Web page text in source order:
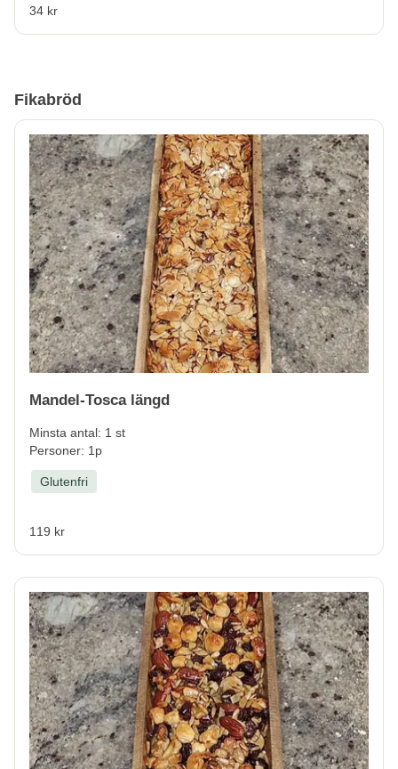
34 kr
Fikabröd
Mandel-Tosca längd
Minsta antal: 1 st
Personer: 1p
Glutenfri
119 kr